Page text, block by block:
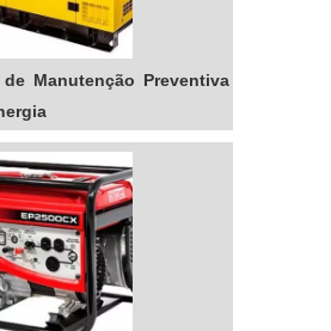
geradores de energia em
entre em contato com a
mesmo. Nossos
prontos para atendê-lo!
|Geradores|
Subestação.
Manutenção Preventiva